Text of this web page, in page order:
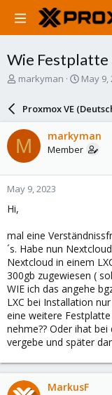
Wie Festplatte
T
a
d
s
t
a
r
e
markyman
S
a
r
d
a
e
May 9,
Proxmox VE
M markyman
Member
May 9, 2023
Hi,
mal eine
´s. Habe nun
Nextcloud in einem
300gb zugewiesen (
WIE ich das angehe
LXC bei Installation
eine weitere
nehme?? Oder ihat
vergebe und später
MarkusF